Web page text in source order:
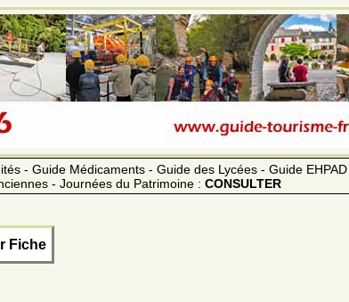
- Guide Médicaments - Guide des Lycées - Guide EHPAD
- Journées du Patrimoine : CONSULTER
Fiche